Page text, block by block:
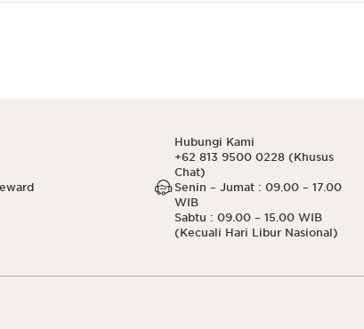
Hubungi Kami
+62 813 9500 0228 (Khusus
Chat)
Senin – Jumat : 09.00 – 17.00
WIB
Sabtu : 09.00 – 15.00 WIB
(Kecuali Hari Libur Nasional)